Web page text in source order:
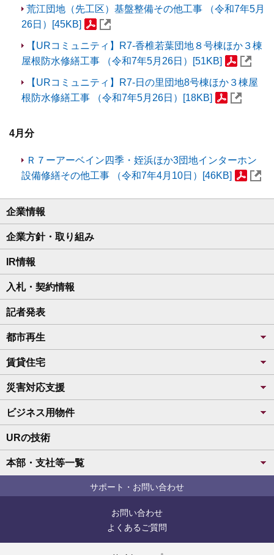
荒江団地（先工区）基盤整備その他工事 （令和7年5月
26日）[45KB]
【URコミュニティ】R7-香椎若葉団地８号棟ほか３棟
屋根防水修繕工事 （令和7年5月26日）[51KB]
【URコミュニティ】R7-日の里団地8号棟ほか３棟屋
根防水修繕工事 （令和7年5月26日）[18KB]
4月分
Ｒ７ーアーベイン四季・姪浜ほか3団地インターホン
設備修繕その他工事 （令和7年4月10日）[46KB]
企業情報
企業方針・取り組み
IR情報
入札・契約情報
記者発表
都市再生
賃貸住宅
災害対応支援
ビジネス用物件
URの技術
本部・支社等一覧
サポート・お問い合わせ
お問い合わせ
よくあるご質問